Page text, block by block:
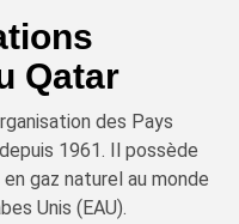
Qatar
des Pays
1961. Il possède
gaz naturel au monde
Unis (EAU).